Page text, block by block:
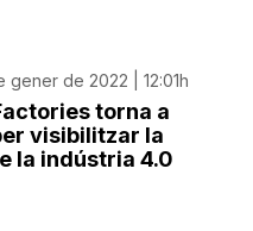
gener de 2022 | 12:01h
torna a
visibilitzar la
la indústria 4.0